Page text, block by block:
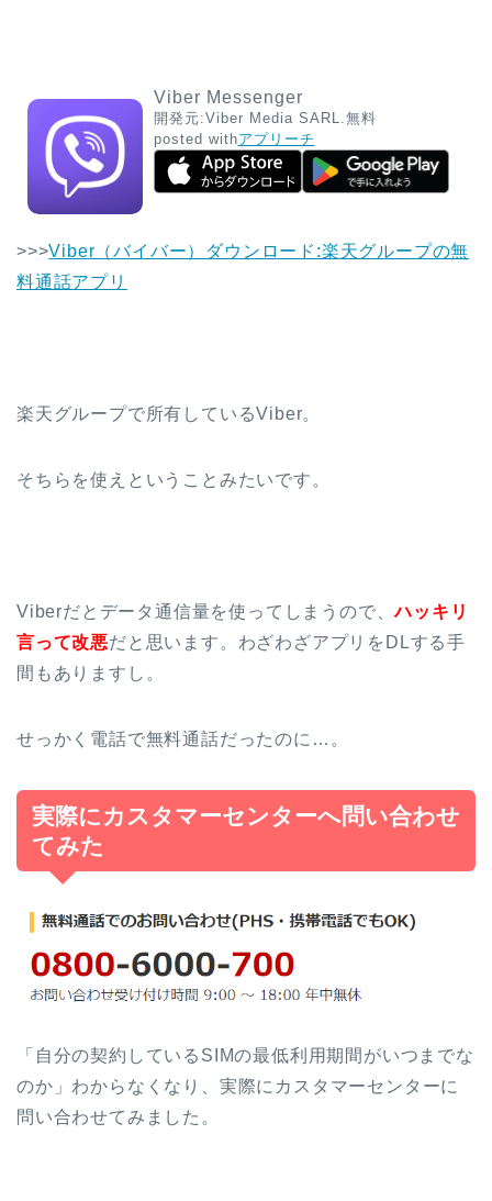
Viber Messenger
開発元:Viber Media SARL.無料
posted withアプリーチ
>>>Viber（バイバー）ダウンロード:楽天グループの無
料通話アプリ
楽天グループで所有しているViber。
そちらを使えということみたいです。
Viberだとデータ通信量を使ってしまうので、ハッキリ
言って改悪だと思います。わざわざアプリをDLする手
間もありますし。
せっかく電話で無料通話だったのに…。
実際にカスタマーセンターへ問い合わせ
てみた
「自分の契約しているSIMの最低利用期間がいつまでな
のか」わからなくなり、実際にカスタマーセンターに
問い合わせてみました。